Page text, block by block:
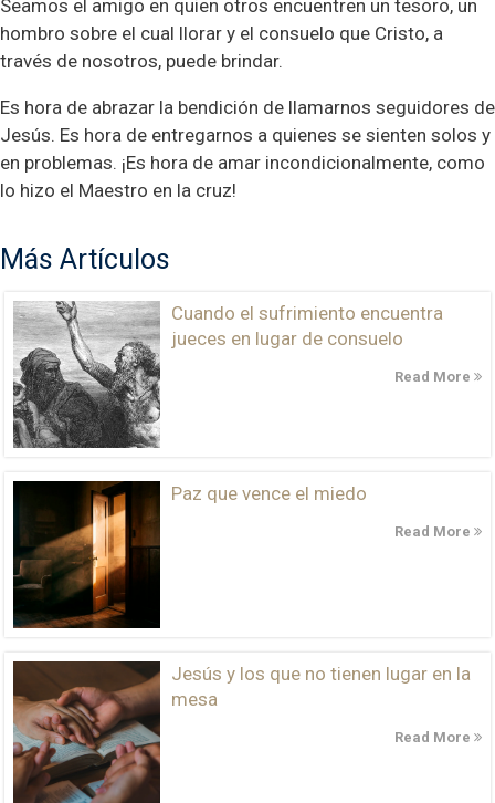
Seamos el amigo en quien otros encuentren un tesoro, un
hombro sobre el cual llorar y el consuelo que Cristo, a
través de nosotros, puede brindar.
Es hora de abrazar la bendición de llamarnos seguidores de
Jesús. Es hora de entregarnos a quienes se sienten solos y
en problemas. ¡Es hora de amar incondicionalmente, como
lo hizo el Maestro en la cruz!
Más Artículos
Cuando el sufrimiento encuentra
jueces en lugar de consuelo
Read More
Paz que vence el miedo
Read More
Jesús y los que no tienen lugar en la
mesa
Read More